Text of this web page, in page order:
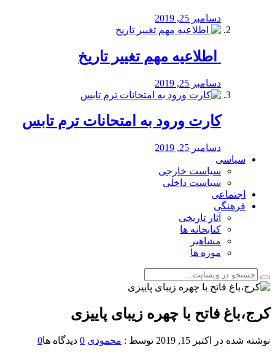
دسامبر 25, 2019
️ اطلاعیه مهم تغییر تاریخ
دسامبر 25, 2019
کارت ورود به امتحانات ترم تابس
دسامبر 25, 2019
سیاسی
سیاست خارجی
سیاست داخلی
اجتماعی
فرهنگی
آثار تاریخی
کتابخانه ها
مشاهیر
موزه ها
کرج،باغ فاتح با چهره زیبای پاییزی
نوشته شده در اکتبر 15, 2019 توسط : محمودی 0 دیدگاه ها0